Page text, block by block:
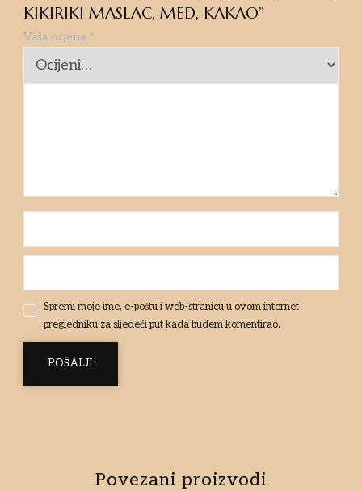
KIKIRIKI MASLAC, MED, KAKAO”
Vaša ocjena *
Spremi moje ime, e-poštu i web-stranicu u ovom internet
pregledniku za sljedeći put kada budem komentirao.
Povezani proizvodi